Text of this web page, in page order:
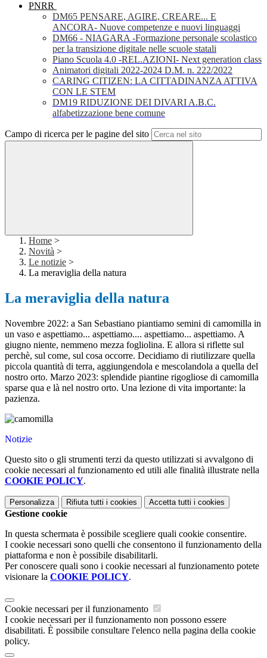
PNRR
DM65 PENSARE, AGIRE, CREARE... E
ANCORA- Nuove competenze e nuovi linguaggi
DM66 - NIAGARA -Formazione personale scolastico
per la transizione digitale nelle scuole statali
Piano Scuola 4.0 -REL.AZIONI- Next generation class
Animatori digitali 2022-2024 D.M. n. 222/2022
CARING CITIZEN: LA CITTADINANZA ATTIVA
CON LE STEM
DM19 RIDUZIONE DEI DIVARI A.B.C.
alfabetizzazione bene comune
Campo di ricerca per le pagine del sito
Home >
Novità >
Le notizie >
La meraviglia della natura
La meraviglia della natura
Novembre 2022: a San Sebastiano piantiamo semini di camomilla in
un vaso e aspettiamo... aspettiamo.... aspettiamo... aspettiamo. A
giugno niente, nemmeno mezza fogliolina. E allora si riflette sul
perchè, sul come, sul cosa occorre. Decidiamo di riutilizzare quella
piccola quantità di terra, aggiungendola e mescolandola a quella del
nostro orto. Marzo 2023: splendide piantine rigogliose di camomilla
sparse qua e là nel nostro orto. Una lezione di vita importante: la
pazienza.
Notizie
Questo sito o gli strumenti terzi da questo utilizzati si avvalgono di
cookie necessari al funzionamento ed utili alle finalità illustrate nella
COOKIE POLICY.
Personalizza Rifiuta tutti i cookies Accetta tutti i cookies
Gestione cookie
In questa schermata è possibile scegliere quali cookie consentire.
I cookie necessari sono quelli che consentono il funzionamento della
piattaforma e non è possibile disabilitarli.
Per conoscere quali sono i cookie necessari al funzionamento potete
visionare la COOKIE POLICY.
Cookie necessari per il funzionamento
I cookie necessari per il funzionamento non possono essere
disabilitati. È possibile consultare l'elenco nella pagina della cookie
policy.